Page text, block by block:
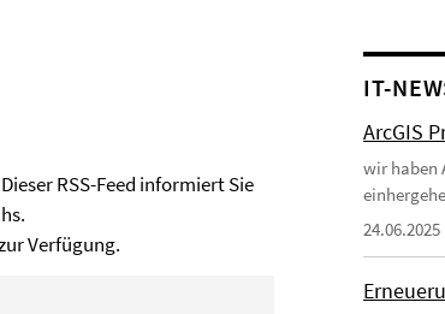
RSS-Feed informiert Sie
Verfügung.
IT-
ArcGIS
wir haben
24.06.2025